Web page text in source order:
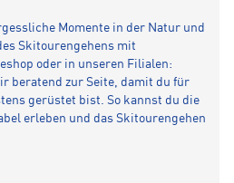
Momente in der Natur und
Skitourengehens mit
oder in unseren Filialen:
beratend zur Seite, damit du für
gerüstet bist. So kannst du die
erleben und das Skitourengehen